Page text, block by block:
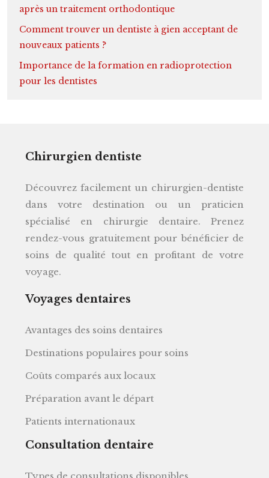
après un traitement orthodontique
Comment trouver un dentiste à gien acceptant de
nouveaux patients ?
Importance de la formation en radioprotection
pour les dentistes
Chirurgien dentiste
Découvrez facilement un chirurgien-dentiste
dans votre destination ou un praticien
spécialisé en chirurgie dentaire. Prenez
rendez-vous gratuitement pour bénéficier de
soins de qualité tout en profitant de votre
voyage.
Voyages dentaires
Avantages des soins dentaires
Destinations populaires pour soins
Coûts comparés aux locaux
Préparation avant le départ
Patients internationaux
Consultation dentaire